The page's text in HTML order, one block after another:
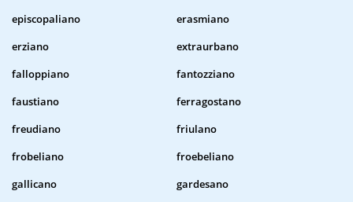
episcopaliano
erasmiano
erziano
extraurbano
falloppiano
fantozziano
faustiano
ferragostano
freudiano
friulano
frobeliano
froebeliano
gallicano
gardesano